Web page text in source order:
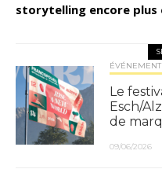
storytelling encore plus
Le
Esch/
de
09/06/2026